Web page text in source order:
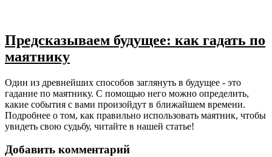
Предсказываем будущее: как гадать по
маятнику
Один из древнейших способов заглянуть в будущее - это
гадание по маятнику. С помощью него можно определить,
какие события с вами произойдут в ближайшем времени.
Подробнее о том, как правильно использовать маятник, чтобы
увидеть свою судьбу, читайте в нашей статье!
Добавить комментарий